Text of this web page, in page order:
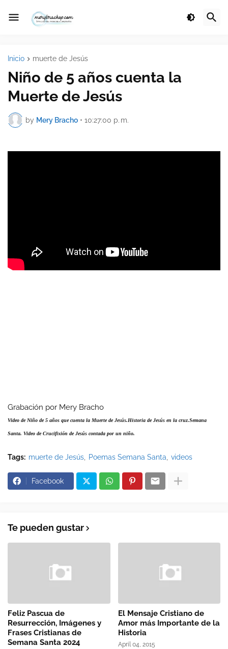
Inicio muerte de Jesús
Niño de 5 años cuenta la
Muerte de Jesús
by Mery Bracho • 10:27:00 p. m.
Grabación por Mery Bracho
Video de Niño de 5 años que cuenta la Muerte de Jesús.Historia de Jesús en la cruz.Semana
Santa. Video de Crucifixión de Jesús contada por un niño.
Tags: muerte de Jesús Poemas Semana Santa videos
Facebook
Te pueden gustar
Feliz Pascua de
Resurrección, Imágenes y
Frases Cristianas de
Semana Santa 2024
El Mensaje Cristiano de
Amor más Importante de la
Historia
April 04, 2015